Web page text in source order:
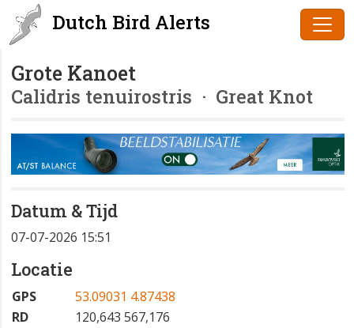
Dutch Bird Alerts
Grote Kanoet
Calidris tenuirostris · Great Knot
Datum & Tijd
07-07-2026 15:51
Locatie
GPS
53.09031 4.87438
RD
120,643 567,176